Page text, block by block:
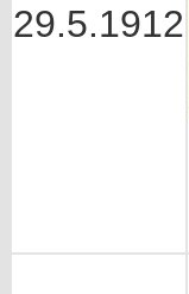
29.5.1912